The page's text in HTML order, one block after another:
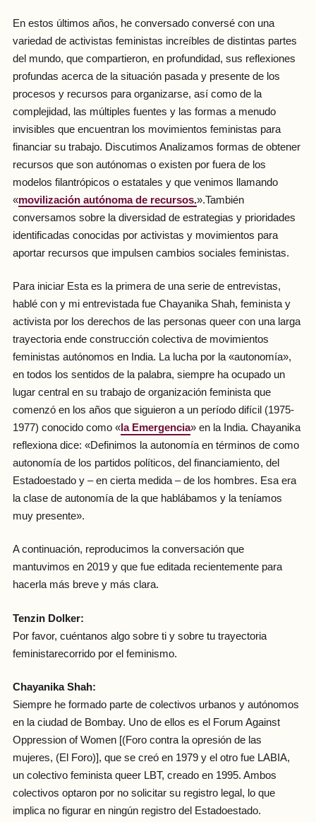
En estos últimos años, he conversado conversé con una
variedad de activistas feministas increíbles de distintas partes
del mundo, que compartieron, en profundidad, sus reflexiones
profundas acerca de la situación pasada y presente de los
procesos y recursos para organizarse, así como de la
complejidad, las múltiples fuentes y las formas a menudo
invisibles que encuentran los movimientos feministas para
financiar su trabajo. Discutimos Analizamos formas de obtener
recursos que son autónomas o existen por fuera de los
modelos filantrópicos o estatales y que venimos llamando
«movilización autónoma de recursos.».También
conversamos sobre la diversidad de estrategias y prioridades
identificadas conocidas por activistas y movimientos para
aportar recursos que impulsen cambios sociales feministas.
Para iniciar Esta es la primera de una serie de entrevistas,
hablé con y mi entrevistada fue Chayanika Shah, feminista y
activista por los derechos de las personas queer con una larga
trayectoria ende construcción colectiva de movimientos
feministas autónomos en India. La lucha por la «autonomía»,
en todos los sentidos de la palabra, siempre ha ocupado un
lugar central en su trabajo de organización feminista que
comenzó en los años que siguieron a un período difícil (1975-
1977) conocido como «la Emergencia» en la India. Chayanika
reflexiona dice: «Definimos la autonomía en términos de como
autonomía de los partidos políticos, del financiamiento, del
Estadoestado y – en cierta medida – de los hombres. Esa era
la clase de autonomía de la que hablábamos y la teníamos
muy presente».
A continuación, reproducimos la conversación que
mantuvimos en 2019 y que fue editada recientemente para
hacerla más breve y más clara.
Tenzin Dolker:
Por favor, cuéntanos algo sobre ti y sobre tu trayectoria
feministarecorrido por el feminismo.
Chayanika Shah:
Siempre he formado parte de colectivos urbanos y autónomos
en la ciudad de Bombay. Uno de ellos es el Forum Against
Oppression of Women [(Foro contra la opresión de las
mujeres, (El Foro)], que se creó en 1979 y el otro fue LABIA,
un colectivo feminista queer LBT, creado en 1995. Ambos
colectivos optaron por no solicitar su registro legal, lo que
implica no figurar en ningún registro del Estadoestado.